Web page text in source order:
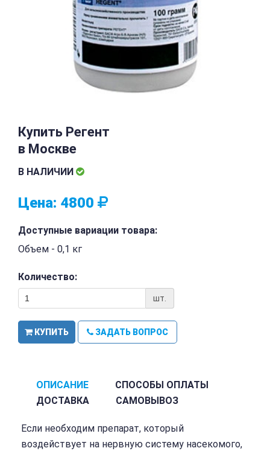
Купить Регент
в Москве
В НАЛИЧИИ
Цена: 4800
Доступные вариации товара:
Объем - 0,1 кг
Количество:
шт.
КУПИТЬ ЗАДАТЬ ВОПРОС
ОПИСАНИЕ
СПОСОБЫ ОПЛАТЫ
ДОСТАВКА
САМОВЫВОЗ
Если необходим препарат, который
воздействует на нервную систему насекомого,